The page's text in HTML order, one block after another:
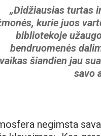
„Didžiausias turtas
kurie juos
bibliotekoje
bendruomenės
vaikas šiandien jau
savo
negimsta